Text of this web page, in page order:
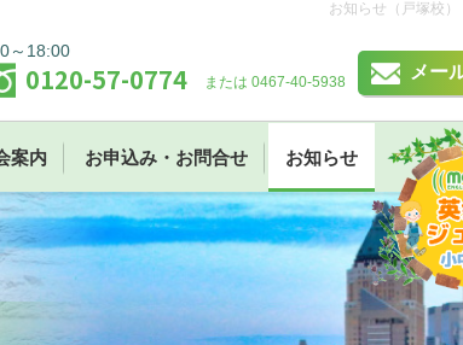
お知らせ（戸塚校
～18:00
0120-57-0774 または 0467-40-5938
メー
案内 お申込み・お問合せ お知らせ